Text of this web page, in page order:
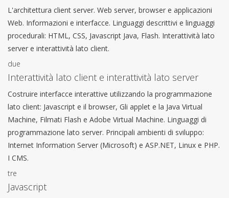
L'architettura client server. Web server, browser e applicazioni
Web. Informazioni e interfacce. Linguaggi descrittivi e linguaggi
procedurali: HTML, CSS, Javascript Java, Flash. Interattività lato
server e interattività lato client.
due
Interattività lato client e interattività lato server
Costruire interfacce interattive utilizzando la programmazione
lato client: Javascript e il browser, Gli applet e la Java Virtual
Machine, Filmati Flash e Adobe Virtual Machine. Linguaggi di
programmazione lato server. Principali ambienti di sviluppo:
Internet Information Server (Microsoft) e ASP.NET, Linux e PHP.
I CMS.
tre
Javascript